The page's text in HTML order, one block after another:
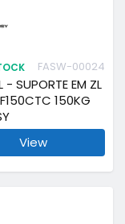
FASW-00024
- SUPORTE EM ZL
150KG
View